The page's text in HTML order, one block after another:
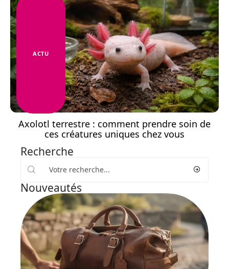
ACTU
Axolotl terrestre : comment prendre soin de
ces créatures uniques chez vous
Recherche
Nouveautés